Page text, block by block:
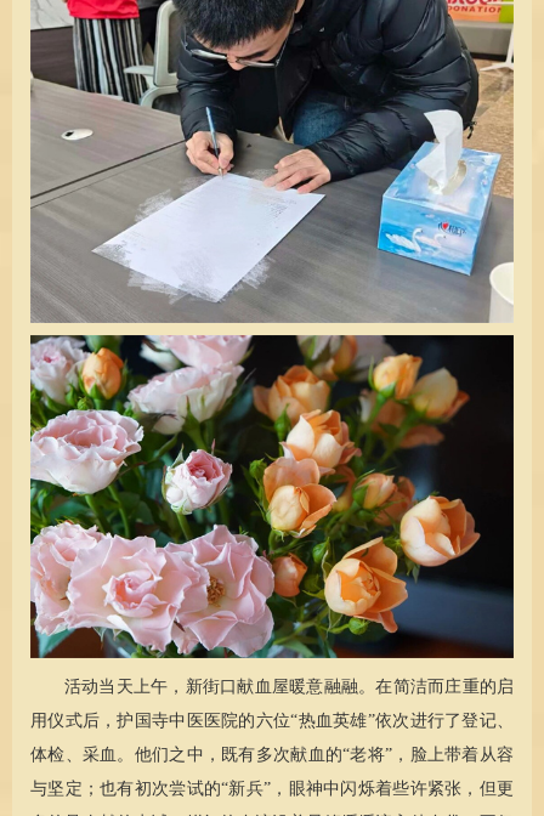
活动当天上午，新街口献血屋暖意融融。在简洁而庄重的启
用仪式后，护国寺中医医院的六位“热血英雄”依次进行了登记、
体检、采血。他们之中，既有多次献血的“老将”，脸上带着从容
与坚定；也有初次尝试的“新兵”，眼神中闪烁着些许紧张，但更